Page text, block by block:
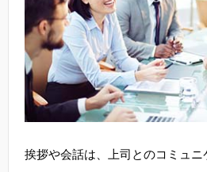
挨拶や会話は、上司とのコミュ